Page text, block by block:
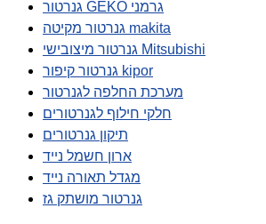
גנרטור GEKO גרמני
גנרטור מקיטה makita
גנרטור מיצובישי Mitsubishi
גנרטור קיפור kipor
מערכת החלפה לגנרטור
חלקי חילוף לגנרטורים
תיקון גנרטורים
ארון חשמל נייד
מגדל תאורה נייד
גנרטור מושתק גז